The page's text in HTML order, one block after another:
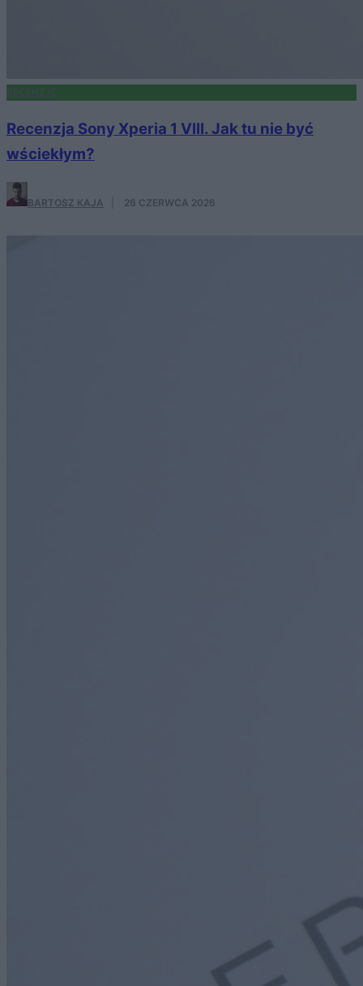
RECENZJE
Recenzja Sony Xperia 1 VIII. Jak tu nie być
wściekłym?
BARTOSZ KAJA 26 CZERWCA 2026